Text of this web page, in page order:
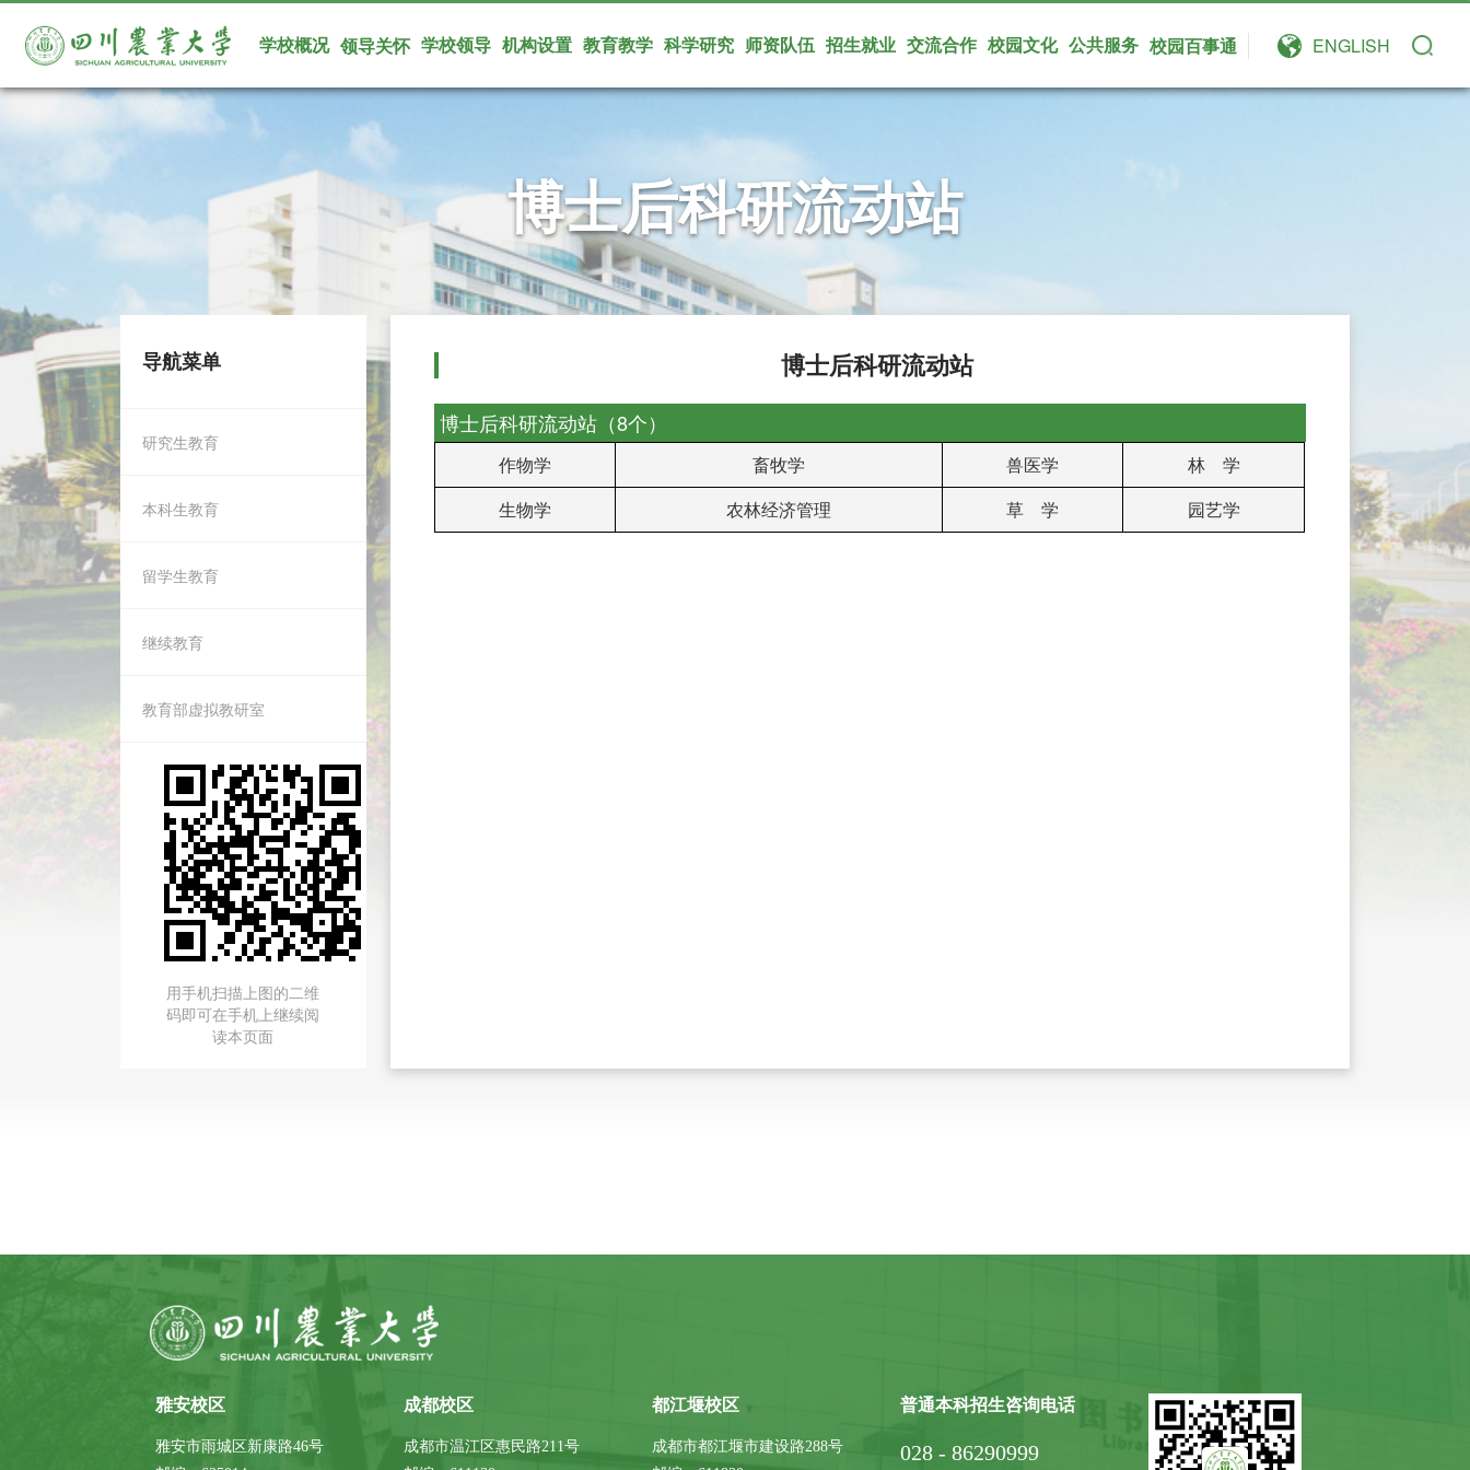
学校概况 领导关怀 学校领导 机构设置 教育教学 科学研究 师资队伍 招生就业 交流合作 校园文化 公共服务 校园百事通 ENGLISH
博士后科研流动站
导航菜单
研究生教育
本科生教育
留学生教育
继续教育
教育部虚拟教研室
用手机扫描上图的二维
码即可在手机上继续阅
读本页面
博士后科研流动站
博士后科研流动站（8个）
作物学 畜牧学 兽医学
林 学
生物学
农林经济管理 草 学 园艺学
雅安校区
雅安市雨城区新康路46号
成都校区
成都市温江区惠民路211号
都江堰校区
成都市都江堰市建设路288号
普通本科招生咨询电话
028 - 86290999